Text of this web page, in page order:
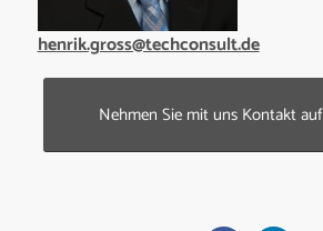
henrik.gross@techconsult.de
Nehmen Sie mit uns Kontakt auf